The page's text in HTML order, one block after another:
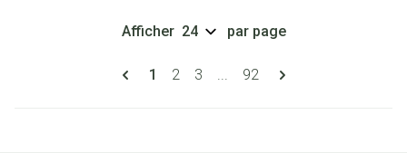
Pages
Vous lisez actuellement la page
1 Page
2 Page
3 ... Page
92
Afficher par page